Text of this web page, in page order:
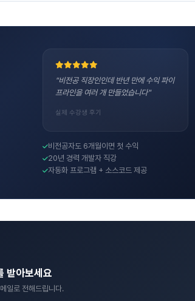
"비전공 직장인인데 반년 만에 수익 파이
프라인을 여러 개 만들었습니다"
실제 수강생 후기
비전공자도 6개월이면 첫 수익
20년 경력 개발자 직강
자동화 프로그램 + 소스코드 제공
받아보세요
일로 전해드립니다.